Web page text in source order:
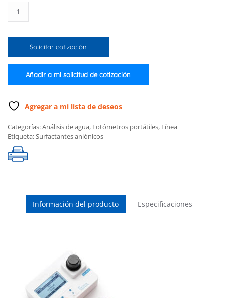
para
aniónicos
cantidad
Solicitar cotización
Añadir a mi solicitud de cotización
Agregar a mi lista de deseos
Categorías:Análisis de agua, Fotómetros portátiles, Línea
Etiqueta:Surfactantes aniónicos
Información del producto Especificaciones